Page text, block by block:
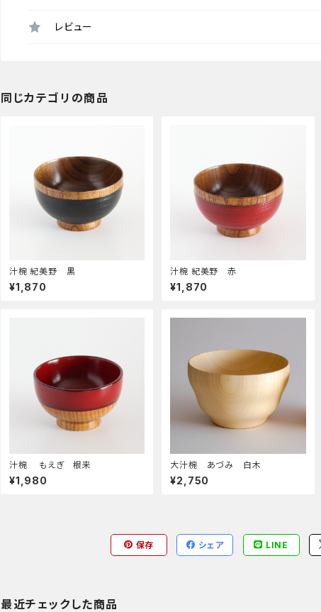
レビュー
同じカテゴリの商品
汁椀 紀美野 黒
¥1,870
汁椀 紀美野 赤
¥1,870
汁椀 もえぎ 根来
¥1,980
大汁椀 あづみ 白木
¥2,750
保存 シェア LINE
最近チェックした商品